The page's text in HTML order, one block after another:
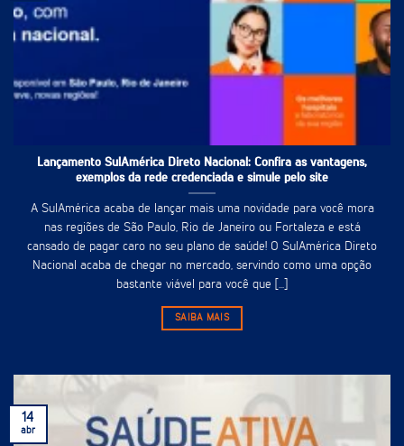
Lançamento SulAmérica Direto Nacional: Confira as vantagens,
exemplos da rede credenciada e simule pelo site
A SulAmérica acaba de lançar mais uma novidade para você mora
nas regiões de São Paulo, Rio de Janeiro ou Fortaleza e está
cansado de pagar caro no seu plano de saúde! O SulAmérica Direto
Nacional acaba de chegar no mercado, servindo como uma opção
bastante viável para você que [...]
SAIBA MAIS
14
abr